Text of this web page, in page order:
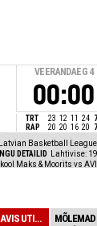
VEERANDAEG 4
00:00
TRT 23 12 11 24
RAP
20 20 16 20
Basketball League
DETAILID
Lahtivise:
Maks & Moorits vs
AVIS UTILITAS R... MÕLEMAD